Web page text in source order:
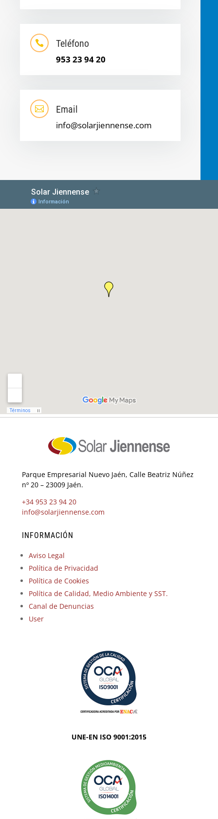
 Teléfono
953 23 94 20
 Email
info@solarjiennense.com
Parque Empresarial Nuevo Jaén, Calle Beatriz Núñez
nº 20 – 23009 Jaén.
+34 953 23 94 20
info@solarjiennense.com
INFORMACIÓN
Aviso Legal
Política de Privacidad
Política de Cookies
Política de Calidad, Medio Ambiente y SST.
Canal de Denuncias
User
UNE-EN ISO 9001:2015